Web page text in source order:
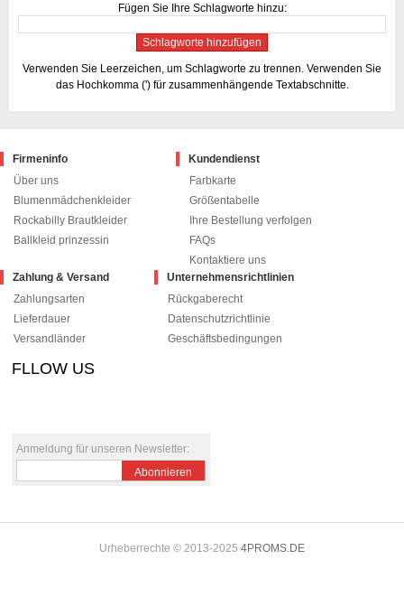
Fügen Sie Ihre Schlagworte hinzu:
Schlagworte hinzufügen
Verwenden Sie Leerzeichen, um Schlagworte zu trennen. Verwenden Sie
das Hochkomma (') für zusammenhängende Textabschnitte.
Firmeninfo
Über uns
Blumenmädchenkleider
Rockabilly Brautkleider
Ballkleid prinzessin
Kundendienst
Farbkarte
Größentabelle
Ihre Bestellung verfolgen
FAQs
Kontaktiere uns
Zahlung & Versand
Zahlungsarten
Lieferdauer
Versandländer
Unternehmensrichtlinien
Rückgaberecht
Datenschutzrichtlinie
Geschäftsbedingungen
FLLOW US
Anmeldung für unseren Newsletter:
Abonnieren
Urheberrechte © 2013-2025 4PROMS.DE